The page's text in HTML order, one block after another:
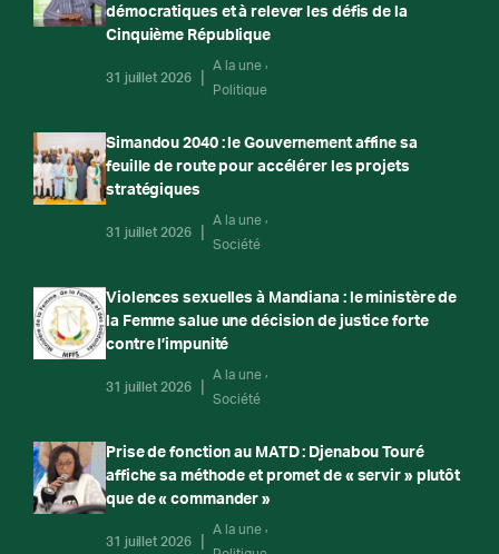
démocratiques et à relever les défis de la
Cinquième République
31 juillet 2026
A la une
Politique
Simandou 2040 : le Gouvernement affine sa
feuille de route pour accélérer les projets
stratégiques
31 juillet 2026
A la une
Société
Violences sexuelles à Mandiana : le ministère de
la Femme salue une décision de justice forte
contre l’impunité
31 juillet 2026
A la une
Société
Prise de fonction au MATD : Djenabou Touré
affiche sa méthode et promet de « servir » plutôt
que de « commander »
31 juillet 2026
A la une